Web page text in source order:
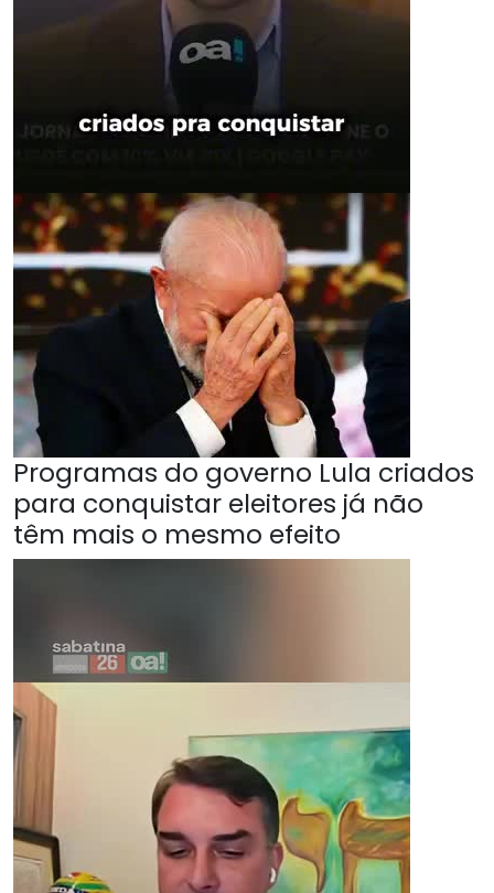
Programas do governo Lula criados
para conquistar eleitores já não
têm mais o mesmo efeito